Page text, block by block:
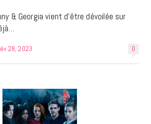
& Georgia vient d’être dévoilée sur
0
28, 2023